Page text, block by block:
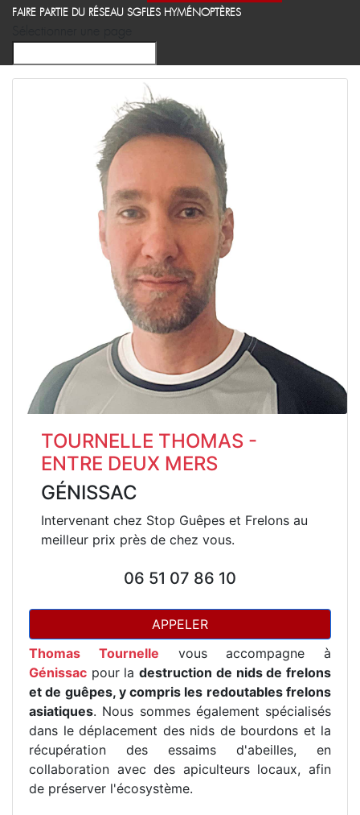
FAIRE PARTIE DU RÉSEAU SGFLES HYMÉNOPTÈRES
TOURNELLE THOMAS -
ENTRE DEUX MERS
GÉNISSAC
Intervenant chez Stop Guêpes et Frelons au
meilleur prix près de chez vous.
06 51 07 86 10
APPELER
Thomas Tournelle vous accompagne à
Génissac pour ladestruction de nids de frelons
et de guêpes, y compris les redoutables frelons
asiatiques. Nous sommes également spécialisés
dans le déplacement des nids de bourdons et la
récupération des essaims d'abeilles, en
collaboration avec des apiculteurs locaux, afin
de préserver l'écosystème.